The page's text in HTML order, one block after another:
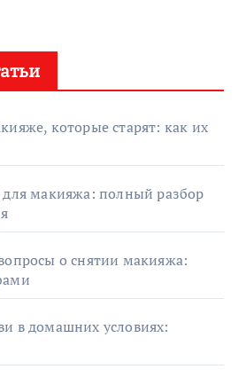
которые старят: как их
для макияжа: полный разбор
о снятии макияжа:
в домашних условиях: